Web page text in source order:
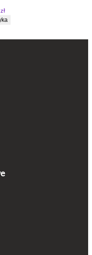
złAktualna
cena